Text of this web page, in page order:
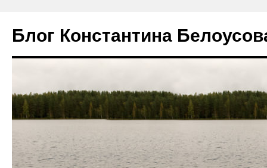
Блог Константина